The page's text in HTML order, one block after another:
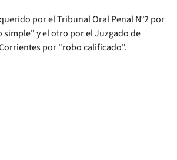
por el Tribunal Oral Penal N°2 por
simple" y el otro por el Juzgado de
por "robo calificado".